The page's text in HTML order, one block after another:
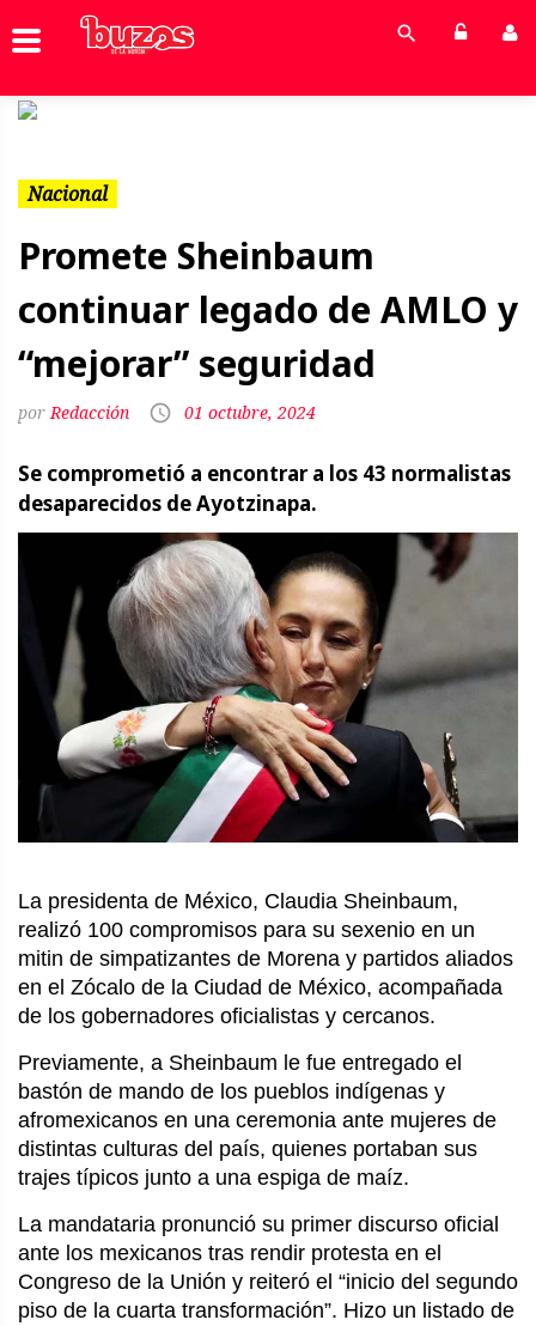
Nacional
Promete Sheinbaum
continuar legado de AMLO y
“mejorar” seguridad
Redacción 01 octubre, 2024
Se comprometió a encontrar a los 43 normalistas
desaparecidos de Ayotzinapa.
La presidenta de México, Claudia Sheinbaum,
realizó 100 compromisos para su sexenio en un
mitin de simpatizantes de Morena y partidos aliados
en el Zócalo de la Ciudad de México, acompañada
de los gobernadores oficialistas y cercanos.
Previamente, a Sheinbaum le fue entregado el
bastón de mando de los pueblos indígenas y
afromexicanos en una ceremonia ante mujeres de
distintas culturas del país, quienes portaban sus
trajes típicos junto a una espiga de maíz.
La mandataria pronunció su primer discurso oficial
ante los mexicanos tras rendir protesta en el
Congreso de la Unión y reiteró el “inicio del segundo
piso de la cuarta transformación”. Hizo un listado de